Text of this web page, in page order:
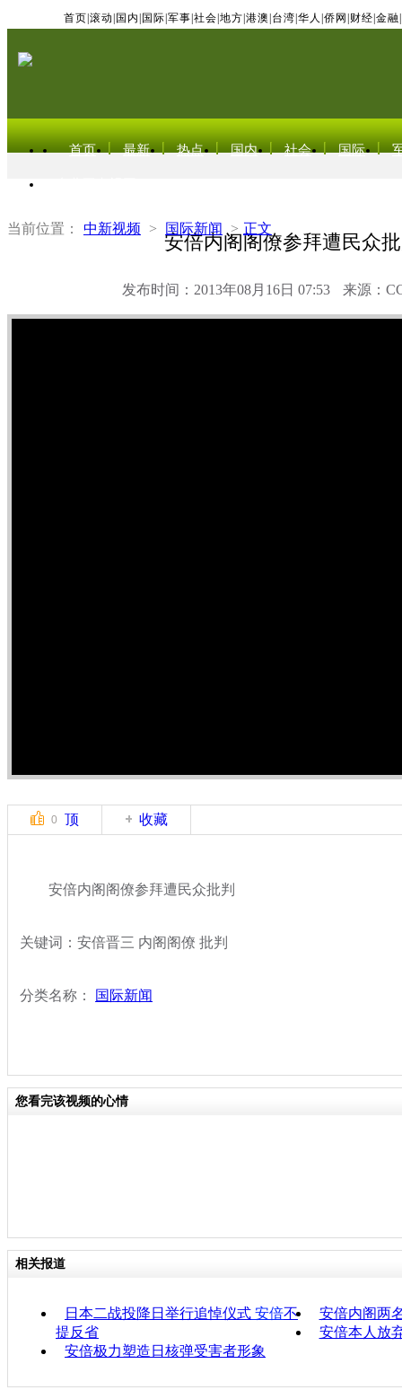
首页 滚动 国内 国际 军事 社会 地方 港澳 台湾 华人 侨网 财经 金融
首页 最新 热点 国内 社会 国际
当前位置： 中新视频 > 国际新闻 > 正文
安倍内阁阁僚参拜遭民众
发布时间：2013年08月16日 07:53 来源：
0 顶 收藏
安倍内阁阁僚参拜遭民众批判
关键词：安倍晋三 内阁阁僚 批判
分类名称： 国际新闻
您看完该视频的心情
相关报道
日本二战投降日举行追悼仪式 安倍不
提反省
安倍内阁两
安倍本人放
安倍极力塑造日核弹受害者形象